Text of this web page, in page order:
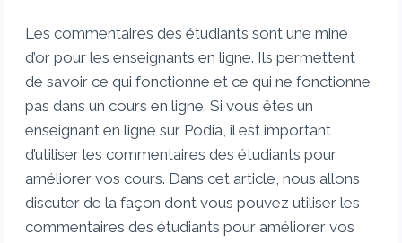
Les commentaires des étudiants sont une mine
d’or pour les enseignants en ligne. Ils permettent
de savoir ce qui fonctionne et ce qui ne fonctionne
pas dans un cours en ligne. Si vous êtes un
enseignant en ligne sur Podia, il est important
d’utiliser les commentaires des étudiants pour
améliorer vos cours. Dans cet article, nous allons
discuter de la façon dont vous pouvez utiliser les
commentaires des étudiants pour améliorer vos